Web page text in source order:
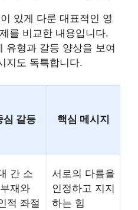
있게 다룬 대표적인 영
를 비교한 내용입니다.
유형과 갈등 양상을 보여
지도 독특합니다.
심 갈등 핵심 메시지
간 소
재와
적 좌절
서로의 다름을
인정하고 지지
하는 힘